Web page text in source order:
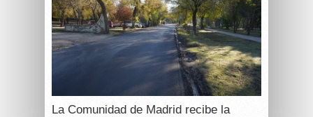
La Comunidad de Madrid recibe la